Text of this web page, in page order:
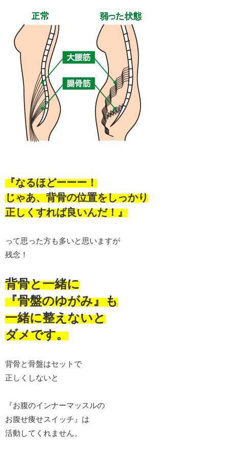
『なるほどーーー！
じゃあ、背骨の位置をしっかり
正しくすれば良いんだ！』
って思った方も多いと思いますが
残念！
背骨と一緒に
『骨盤のゆがみ』も
一緒に整えないと
ダメです。
背骨と骨盤はセットで
正しくしないと
『お腹のインナーマッスルの
お腹せ痩せスイッチ』は
活動してくれません。